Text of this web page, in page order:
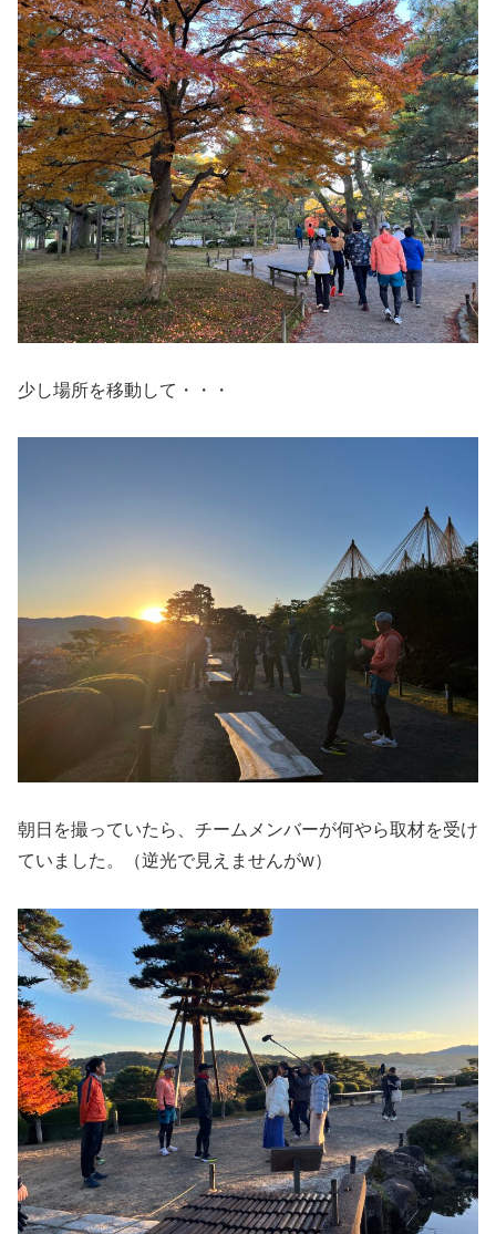
少し場所を移動して・・・
朝日を撮っていたら、チームメンバーが何やら取材を受け
ていました。（逆光で見えませんがw）